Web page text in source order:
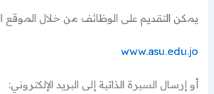
يمكن التقديم على الوظائف من خلال الموقع
www.asu.edu.jo
أو إرسال السيرة الذاتية إلى البريد الإلكتروني: